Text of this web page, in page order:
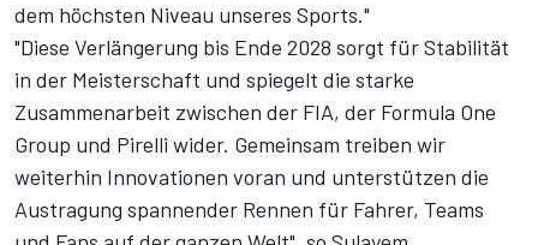
dem höchsten Niveau unseres Sports."
"Diese Verlängerung bis Ende 2028 sorgt für Stabilität
in der Meisterschaft und spiegelt die starke
Zusammenarbeit zwischen der FIA, der Formula One
Group und Pirelli wider. Gemeinsam treiben wir
weiterhin Innovationen voran und unterstützen die
Austragung spannender Rennen für Fahrer, Teams